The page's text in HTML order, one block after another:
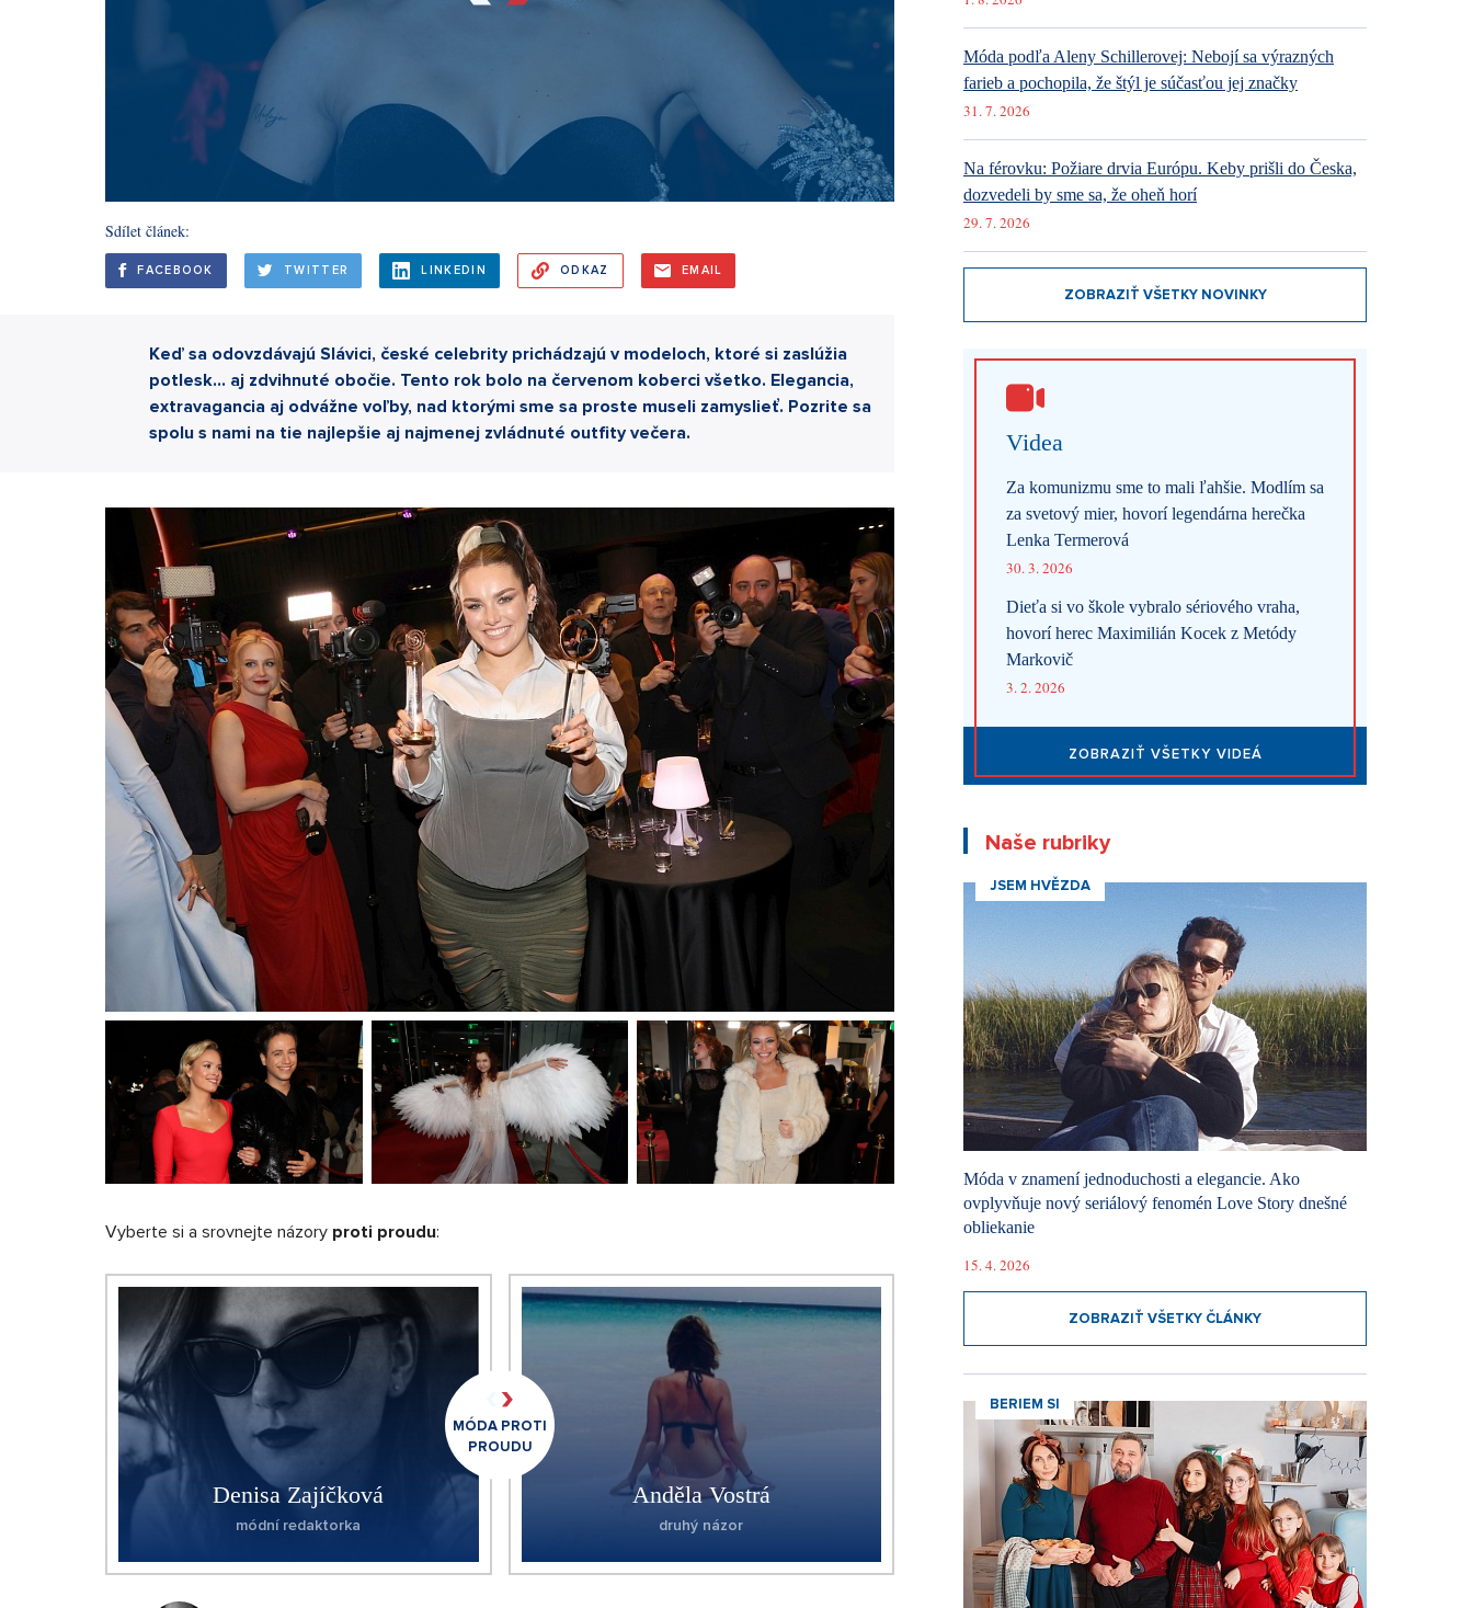
Sdílet článek:
FACEBOOK TWITTER LINKEDIN ODKAZ EMAIL
Keď sa odovzdávajú Slávici, české celebrity prichádzajú v modeloch, ktoré si zaslúžia
potlesk... aj zdvihnuté obočie. Tento rok bolo na červenom koberci všetko. Elegancia,
extravagancia aj odvážne voľby, nad ktorými sme sa proste museli zamyslieť. Pozrite sa
spolu s nami na tie najlepšie aj najmenej zvládnuté outfity večera.
Vyberte si a srovnejte názory proti proudu:
Denisa Zajíčková
módní redaktorka
Anděla Vostrá
druhý názor
MÓDA PROTI
PROUDU
Móda podľa Aleny Schillerovej: Nebojí sa výrazných
farieb a pochopila, že štýl je súčasťou jej značky
31. 7. 2026
Na férovku: Požiare drvia Európu. Keby prišli do Česka,
dozvedeli by sme sa, že oheň horí
29. 7. 2026
ZOBRAZIŤ VŠETKY NOVINKY
Videa
Za komunizmu sme to mali ľahšie. Modlím sa
za svetový mier, hovorí legendárna herečka
Lenka Termerová
30. 3. 2026
Dieťa si vo škole vybralo sériového vraha,
hovorí herec Maximilián Kocek z Metódy
Markovič
3. 2. 2026
ZOBRAZIŤ VŠETKY VIDEÁ
Naše rubriky
JSEM HVĚZDA
Móda v znamení jednoduchosti a elegancie. Ako
ovplyvňuje nový seriálový fenomén Love Story dnešné
obliekanie
15. 4. 2026
ZOBRAZIŤ VŠETKY ČLÁNKY
BERIEM SI